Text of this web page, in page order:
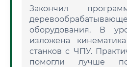
Закончил
оборудования. В
изложена
станков с ЧПУ.
помогли лучше